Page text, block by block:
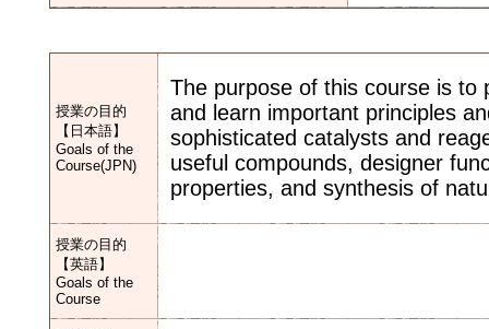
授業の目的
【日本語】
Goals of the
Course(JPN)
The purpose of this course is to
and learn important principles
sophisticated catalysts and
useful compounds, designer
properties, and synthesis of
授業の目的
【英語】
Goals of the
Course